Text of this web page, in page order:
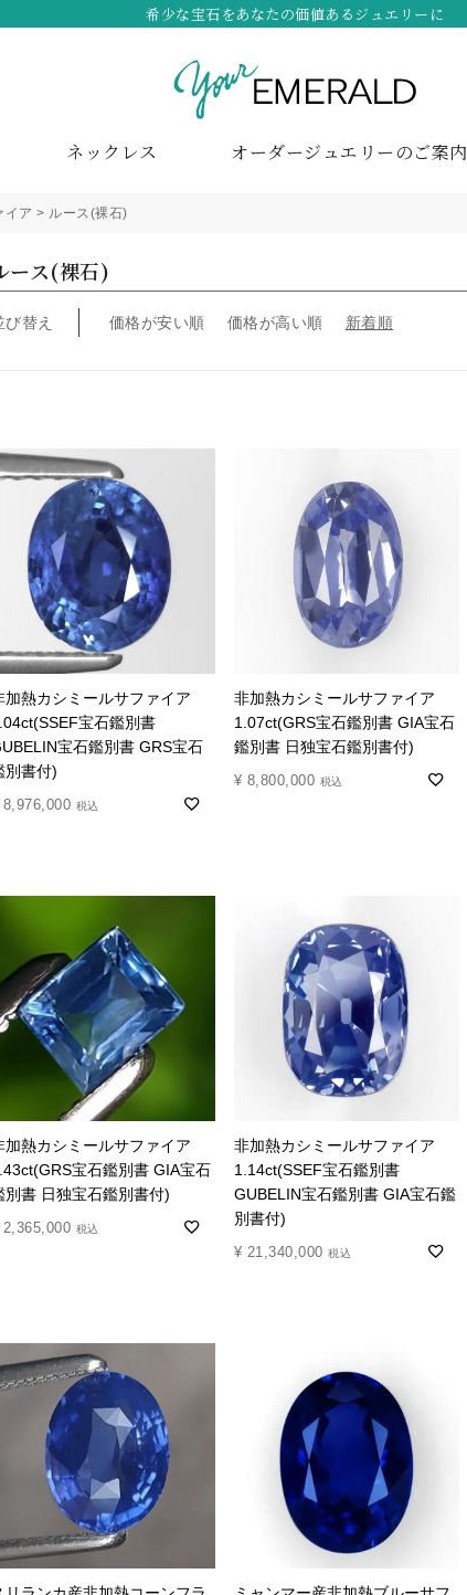
ネックレス オーダージュエリーのご案内
希少な宝石をあなたの価値あるジュエリーに
イア ルース(裸石)
ース(裸石)
び替え 価格が安い順 価格が高い順 新着順
加熱カシミールサファイア
宝石鑑別書
宝石鑑別書 GRS宝石
別書付)
8,976,000 税込
非加熱カシミールサファイア
1.07ct(GRS宝石鑑別書 GIA宝石
鑑別書 日独宝石鑑別書付)
¥ 8,800,000 税込
加熱カシミールサファイア
宝石鑑別書 GIA宝石
別書 日独宝石鑑別書付)
2,365,000 税込
非加熱カシミールサファイア
1.14ct(SSEF宝石鑑別書
GUBELIN宝石鑑別書 GIA宝石鑑
別書付)
¥ 21,340,000 税込